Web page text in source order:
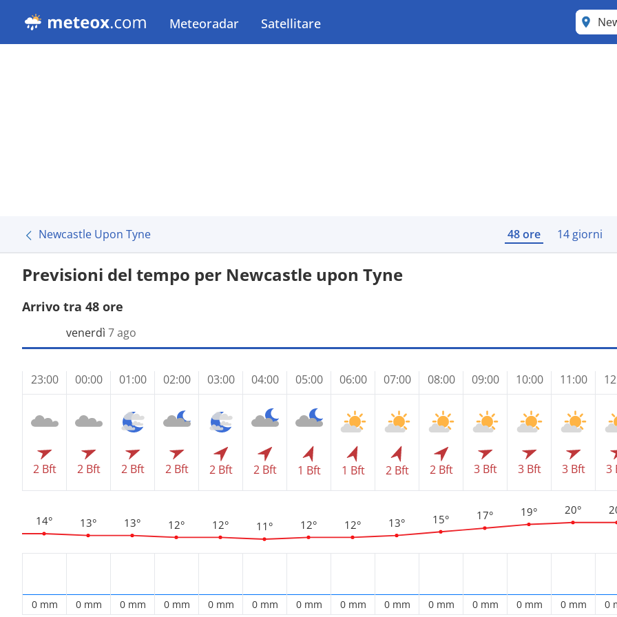
Meteoradar Satellitare
Newcastle Upon Tyne 48 ore 14 giorni
Previsioni del tempo per Newcastle upon Tyne
Arrivo tra 48 ore
23:00
2 Bft
14°
0 mm
venerdì 7 ago
00:00
2 Bft
13°
0 mm
01:00
2 Bft
13°
0 mm
02:00
2 Bft
12°
0 mm
03:00
2 Bft
12°
0 mm
04:00
2 Bft
11°
0 mm
05:00
1 Bft
12°
0 mm
06:00
1 Bft
12°
0 mm
07:00
2 Bft
13°
0 mm
08:00
2 Bft
15°
0 mm
09:00
3 Bft
17°
0 mm
10:00
3 Bft
19°
0 mm
11:00
3 Bft
20°
0 mm
3
0